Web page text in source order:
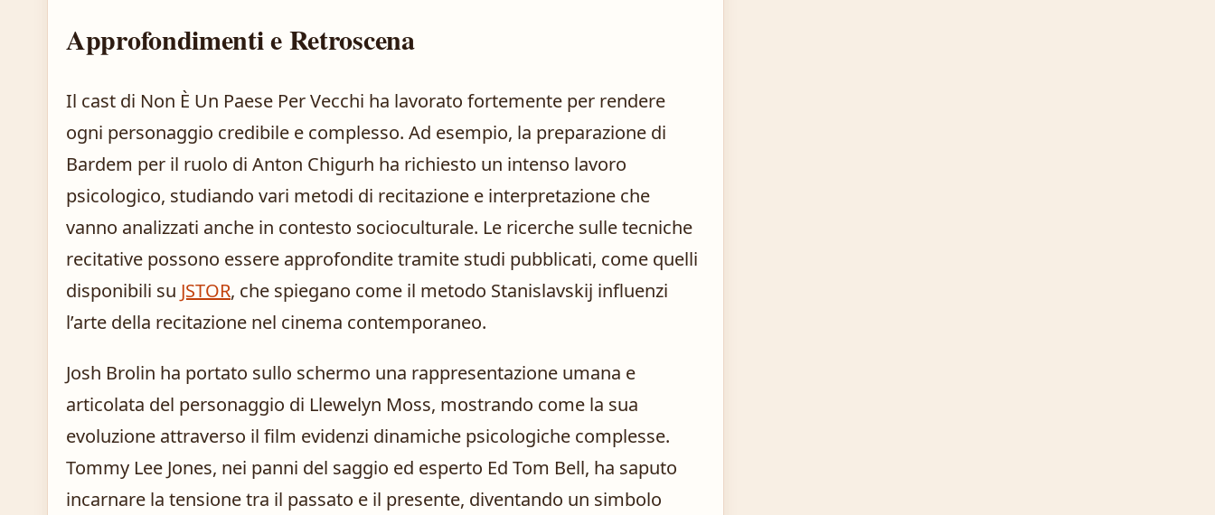
Approfondimenti e Retroscena
Il cast di Non È Un Paese Per Vecchi ha lavorato fortemente per rendere
ogni personaggio credibile e complesso. Ad esempio, la preparazione di
Bardem per il ruolo di Anton Chigurh ha richiesto un intenso lavoro
psicologico, studiando vari metodi di recitazione e interpretazione che
vanno analizzati anche in contesto socioculturale. Le ricerche sulle tecniche
recitative possono essere approfondite tramite studi pubblicati, come quelli
disponibili su JSTOR, che spiegano come il metodo Stanislavskij influenzi
l’arte della recitazione nel cinema contemporaneo.
Josh Brolin ha portato sullo schermo una rappresentazione umana e
articolata del personaggio di Llewelyn Moss, mostrando come la sua
evoluzione attraverso il film evidenzi dinamiche psicologiche complesse.
Tommy Lee Jones, nei panni del saggio ed esperto Ed Tom Bell, ha saputo
incarnare la tensione tra il passato e il presente, diventando un simbolo